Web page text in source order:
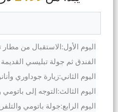
اليوم الأول:الاستقبال من
الفندق ثم جولة تبليسي القديمة
اليوم الثاني:زيارة جوداوري
اليوم الثالث:التوجه إلى
اليوم الرابع:جولة باتومي